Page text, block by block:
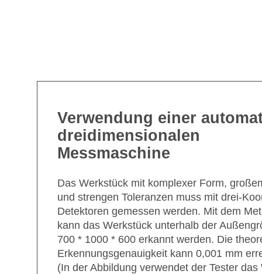
Verwendung einer
dreidimensionalen
Messmaschine
Das Werkstück mit komplexer Form,
und strengen Toleranzen muss mit drei-
Detektoren gemessen werden. Mit dem
kann das Werkstück unterhalb der
700 * 1000 * 600 erkannt werden. Die
Erkennungsgenauigkeit kann 0,001 mm
(In der Abbildung verwendet der Tester das